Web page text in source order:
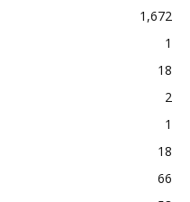
1,672
1
18
2
1
18
66